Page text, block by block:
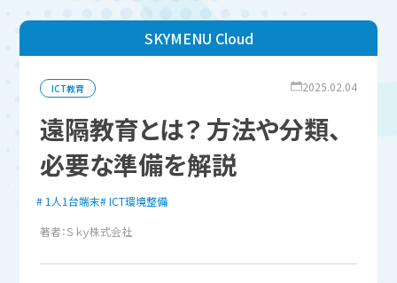
SKYMENU Cloud
ICT教育 2025.02.04
遠隔教育とは？ 方法や分類、
必要な準備を解説
1人1台端末
ICT環境整備
著者：Ｓｋｙ株式会社